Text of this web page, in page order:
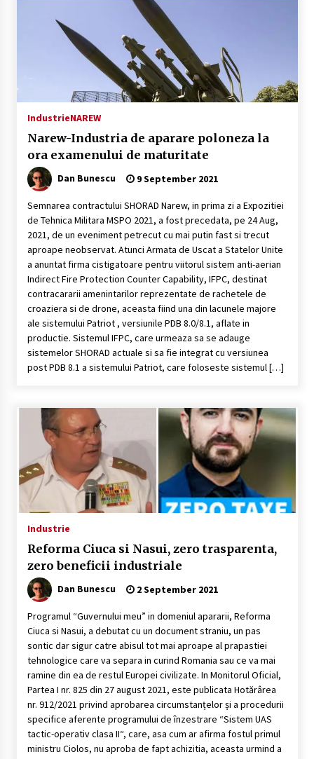
IndustrieNAREW
Narew-Industria de aparare poloneza la
ora examenului de maturitate
Dan Bunescu 9 September 2021
Semnarea contractului SHORAD Narew, in prima zi a Expozitiei
de Tehnica Militara MSPO 2021, a fost precedata, pe 24 Aug,
2021, de un eveniment petrecut cu mai putin fast si trecut
aproape neobservat. Atunci Armata de Uscat a Statelor Unite
a anuntat firma cistigatoare pentru viitorul sistem anti-aerian
Indirect Fire Protection Counter Capability, IFPC, destinat
contracararii amenintarilor reprezentate de rachetele de
croaziera si de drone, aceasta fiind una din lacunele majore
ale sistemului Patriot , versiunile PDB 8.0/8.1, aflate in
productie. Sistemul IFPC, care urmeaza sa se adauge
sistemelor SHORAD actuale si sa fie integrat cu versiunea
post PDB 8.1 a sistemului Patriot, care foloseste sistemul […]
Industrie
Reforma Ciuca si Nasui, zero trasparenta,
zero beneficii industriale
Dan Bunescu 2 September 2021
Programul “Guvernului meu” in domeniul apararii, Reforma
Ciuca si Nasui, a debutat cu un document straniu, un pas
sontic dar sigur catre abisul tot mai aproape al prapastiei
tehnologice care va separa in curind Romania sau ce va mai
ramine din ea de restul Europei civilizate. In Monitorul Oficial,
Partea I nr. 825 din 27 august 2021, este publicata Hotărârea
nr. 912/2021 privind aprobarea circumstanțelor și a procedurii
specifice aferente programului de înzestrare “Sistem UAS
tactic-operativ clasa II“, care, asa cum ar afirma fostul primul
ministru Ciolos, nu aproba de fapt achizitia, aceasta urmind a